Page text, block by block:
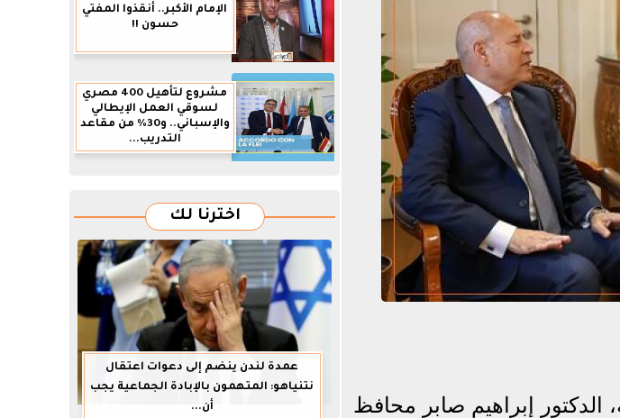
الدكتور إبراهيم صابر محافظ
الإمام الأكبر.. أنقذوا المفتي
حسون !!
مشروع لتأهيل 400 مصري
لسوقي العمل الإيطالي
والإسباني.. و30% من مقاعد
التدريب...
اخترنا لك
عمدة لندن ينضم إلى دعوات اعتقال
نتنياهو: المتهمون بالإبادة الجماعية يجب
أن...